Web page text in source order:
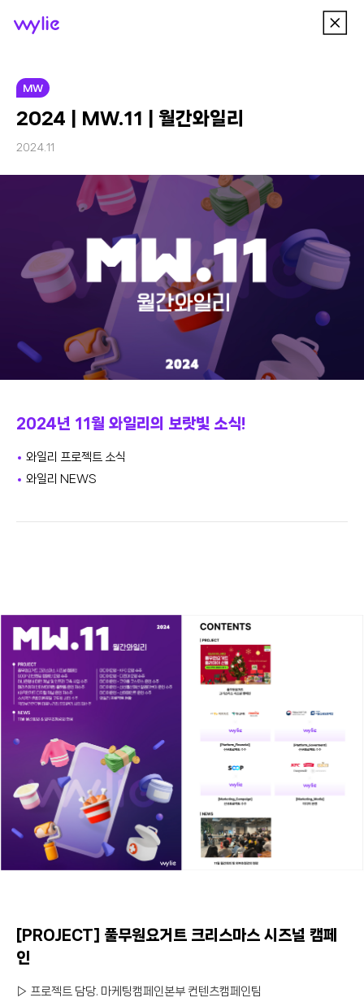
이
전
wylie
MW
2024 | MW.11 | 월간와일리
2024.11
2024년 11월 와일리의 보랏빛 소식!
와일리 프로젝트 소식
와일리 NEWS
[PROJECT] 풀무원요거트 크리스마스 시즈널 캠페
인
▷ 프로젝트 담당. 마케팅캠페인본부 컨텐츠캠페인팀